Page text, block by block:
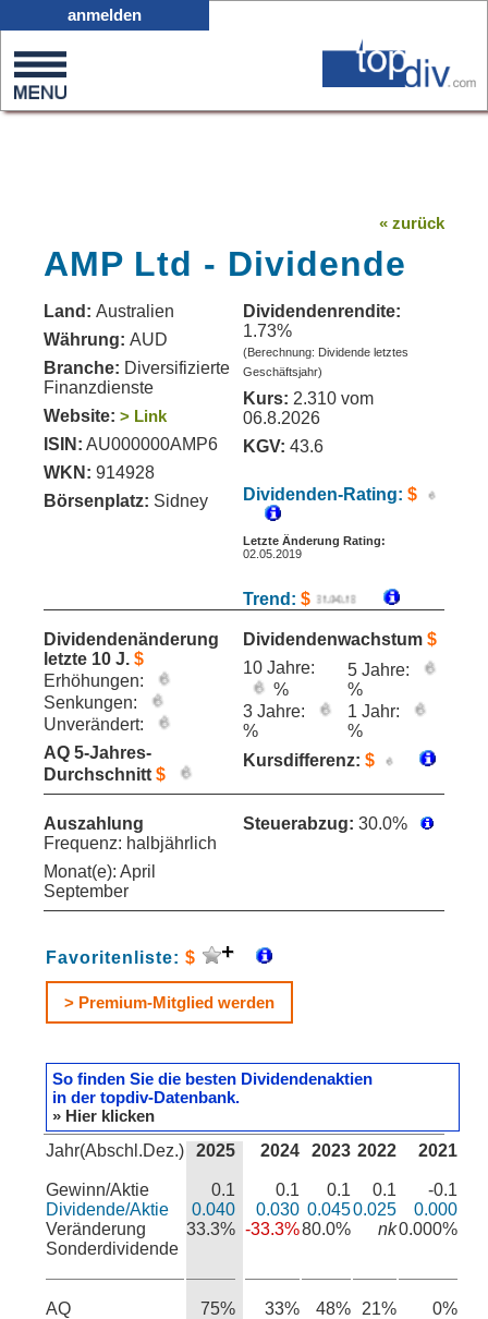
0
on
anmelden
« zurück
AMP Ltd - Dividende
Land: Australien
Währung: AUD
Branche: Diversifizierte
Finanzdienste
Website: > Link
ISIN: AU000000AMP6
WKN: 914928
Börsenplatz: Sidney
Dividendenrendite:
1.73%
(Berechnung: Dividende letztes
Geschäftsjahr)
Kurs: 2.310 vom
06.8.2026
KGV: 43.6
Dividenden-Rating: $
Letzte Änderung Rating:
02.05.2019
Trend: $
Dividendenänderung
letzte 10 J. $
Erhöhungen:
Senkungen:
Unverändert:
AQ 5-Jahres-
Durchschnitt $
Dividendenwachstum $
10 Jahre:
%
5 Jahre:
%
3 Jahre:
%
1 Jahr:
%
Kursdifferenz: $
Auszahlung
Frequenz: halbjährlich
Monat(e): April
September
Steuerabzug: 30.0%
Favoritenliste: $
> Premium-Mitglied werden
So finden Sie die besten Dividendenaktien
in der topdiv-Datenbank.
» Hier klicken
Jahr(Abschl.Dez.)
Gewinn/Aktie
Dividende/Aktie
Veränderung
Sonderdividende
AQ
2025
0.1
0.040
33.3%
75%
2024
0.1
0.030
-33.3%
33%
2023
0.1
0.045
80.0%
48%
2022
0.1
0.025
nk
21%
2021
-0.1
0.000
0.000%
0%